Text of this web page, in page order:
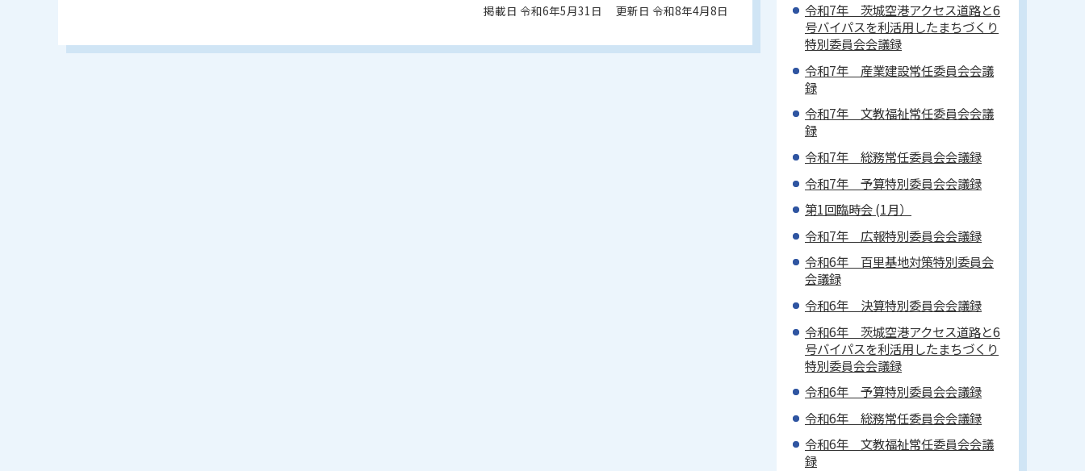
掲載日 令和6年5月31日 更新日 令和8年4月8日
令和7年 茨城空港アクセス道路と6
号バイパスを利活用したまちづくり
特別委員会会議録
令和7年 産業建設常任委員会会議
録
令和7年 文教福祉常任委員会会議
録
令和7年 総務常任委員会会議録
令和7年 予算特別委員会会議録
第1回臨時会 (1月）
令和7年 広報特別委員会会議録
令和6年 百里基地対策特別委員会
会議録
令和6年 決算特別委員会会議録
令和6年 茨城空港アクセス道路と6
号バイパスを利活用したまちづくり
特別委員会会議録
令和6年 予算特別委員会会議録
令和6年 総務常任委員会会議録
令和6年 文教福祉常任委員会会議
録